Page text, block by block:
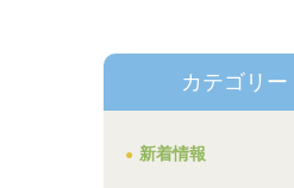
カテゴリー
新着情報